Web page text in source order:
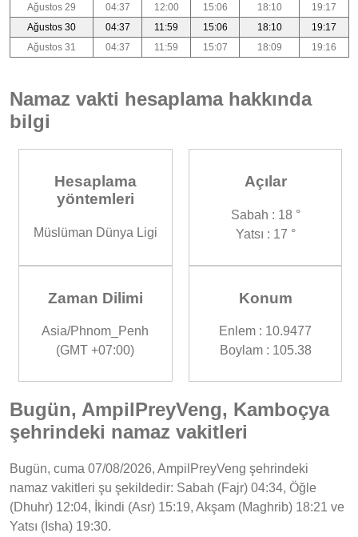
Ağustos 29
04:37 12:00 15:06 18:10
19:17
Ağustos 30
04:37 11:59 15:06 18:10
19:17
Ağustos 31
04:37 11:59 15:07 18:09 19:16
Namaz vakti hesaplama hakkında
bilgi
Hesaplama
yöntemleri
Müslüman Dünya Ligi
Açılar
Sabah : 18 °
Yatsı : 17 °
Zaman Dilimi
Asia/Phnom_Penh
(GMT +07:00)
Konum
Enlem : 10.9477
Boylam : 105.38
Bugün, AmpilPreyVeng, Kamboçya
şehrindeki namaz vakitleri
Bugün, cuma 07/08/2026, AmpilPreyVeng şehrindeki
namaz vakitleri şu şekildedir: Sabah (Fajr) 04:34, Öğle
(Dhuhr) 12:04, İkindi (Asr) 15:19, Akşam (Maghrib) 18:21 ve
Yatsı (Isha) 19:30.